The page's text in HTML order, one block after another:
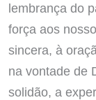
lembrança do
força aos
sincera, à
na vontade de
solidão, a